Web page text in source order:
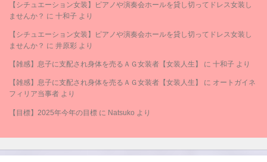
【シチュエーション女装】ピアノや演奏会ホールを貸し切ってドレス女装し
ませんか？ に 十和子 より
【シチュエーション女装】ピアノや演奏会ホールを貸し切ってドレス女装し
ませんか？ に 井原彩 より
【雑感】息子に支配され身体を売るＡＧ女装者【女装人生】 に 十和子 より
【雑感】息子に支配され身体を売るＡＧ女装者【女装人生】 に オートガイネ
フィリア当事者 より
【目標】2025年今年の目標 に Natsuko より